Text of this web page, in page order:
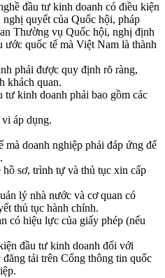
đầu tư kinh doanh có điều kiện
quyết của Quốc hội, pháp
Thường vụ Quốc hội, nghị định
ước quốc tế mà Việt Nam là thành
phải được quy định rõ ràng,
khách quan.
tư kinh doanh phải bao gồm các
áp dụng.
mà doanh nghiệp phải đáp ứng để
sơ, trình tự và thủ tục xin cấp
lý nhà nước và cơ quan có
thủ tục hành chính.
có hiệu lực của giấy phép (nếu
đầu tư kinh doanh đối với
tải trên Cổng thông tin quốc